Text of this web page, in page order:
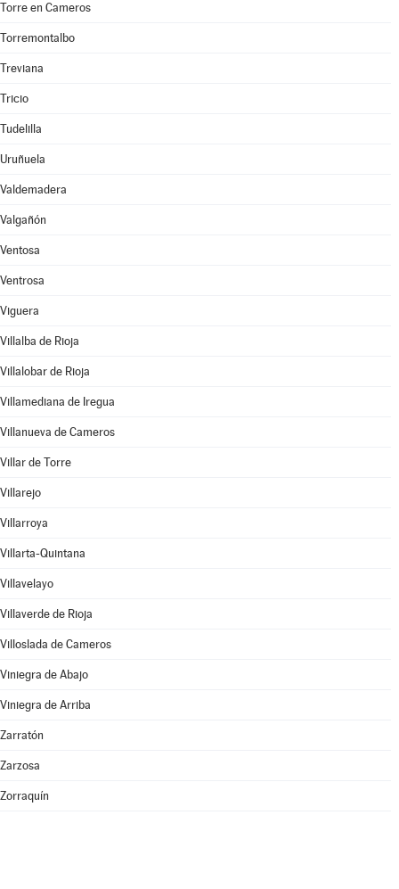
Torre en Cameros
Torremontalbo
Treviana
Tricio
Tudelilla
Uruñuela
Valdemadera
Valgañón
Ventosa
Ventrosa
Viguera
Villalba de Rioja
Villalobar de Rioja
Villamediana de Iregua
Villanueva de Cameros
Villar de Torre
Villarejo
Villarroya
Villarta-Quintana
Villavelayo
Villaverde de Rioja
Villoslada de Cameros
Viniegra de Abajo
Viniegra de Arriba
Zarratón
Zarzosa
Zorraquín